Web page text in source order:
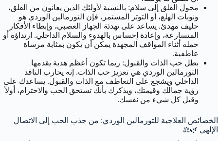
محول القلق إلى سلام: بالنسبة لأولئك الذين يعانون من القلق،
ونوبات الهلع، أو التوتر المستمر، فإن التورمالين الوردي هو
حليف مهدئ. يساعد على تهدئة الجهاز العصبي، وإبطاء الأفكار
المتسارعة، وإعادة إحساس بالهدوء والسلام الداخلي. ارتداؤه أو
حمله أثناء المواقف المجهدة يمكن أن يكون بمثابة مرساة
عاطفية.
بطل حب الذات والقبول: ربما تكون أعظم هدية يقدمها
التورمالين الوردي هي تعزيز حب الذات. إنه يحارب الناقد
الداخلي ويشجع على التعاطف مع الذات والقبول. يساعدك على
رؤية جمالك وقيمتك، ويذكرك بأنك تستحق الحب والاحترام، أولاً
وقبل كل شيء من نفسك.
الخصائص العلاجية للتورمالين الوردي: من جذب الحب إلى الاتصال
الإلهي 🌿⚖️